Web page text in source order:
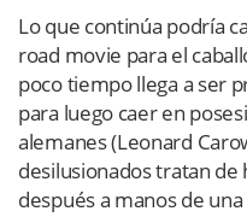
Lo que continúa podría
road movie para el
poco tiempo llega a ser
para luego caer en
alemanes (Leonard
desilusionados tratan
después a manos de